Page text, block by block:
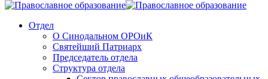
Отдел
О Синодальном ОРОиК
Святейший Патриарх
Председатель отдела
Структура отдела